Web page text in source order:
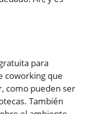
para
coworking que
como pueden ser
También